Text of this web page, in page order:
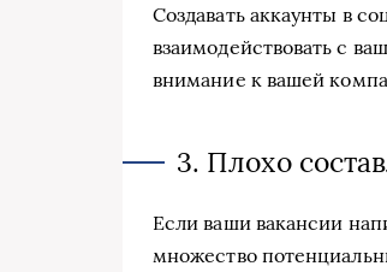
Создавать аккаунты в
взаимодействовать с
внимание к вашей
3. Плохо
Если ваши вакансии
множество